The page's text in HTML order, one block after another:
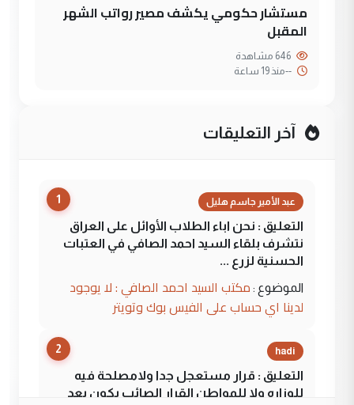
مستشار حكومي يكشف مصير رواتب الشهر
المقبل
--منذ 19 ساعة
آخر التعليقات
1 عبد الأمير جاسم هليل
التعليق : نحن اباء الطلاب الأوائل على العراق
نتشرف بلقاء السيد احمد الصافي في العتبات
الحسنية لزرع ...
الموضوع : مكتب السيد احمد الصافي : لا يوجود
لدينا اي حساب على الفيس بوك وتويتر
2 hadi
التعليق : قرار مستعجل جدا ولامصلحة فيه
للوزاره ولا للمواطن القرار الصائب يكون بعد